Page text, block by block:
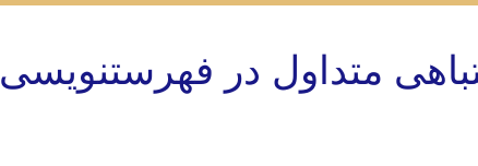
متداول در فهرستنویسی